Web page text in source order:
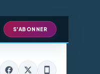
S'ABONNER